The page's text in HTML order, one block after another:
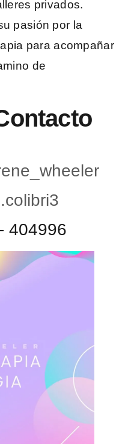
privados.
pasión por la
para acompañar
de
404996